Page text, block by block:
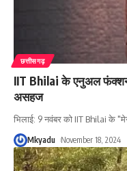
छत्तीसगढ़
IIT Bhilai के एनुअल फंक्शन
असहज
भिलाई: 9 नवंबर को IIT Bhilai के
Mkyadu November 18, 2024